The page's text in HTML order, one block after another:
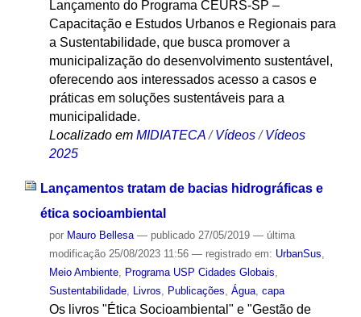
Lançamento do Programa CEURS-SP –
Capacitação e Estudos Urbanos e Regionais para
a Sustentabilidade, que busca promover a
municipalização do desenvolvimento sustentável,
oferecendo aos interessados acesso a casos e
práticas em soluções sustentáveis para a
municipalidade.
Localizado em MIDIATECA /Vídeos /Vídeos
2025
Lançamentos tratam de bacias hidrográficas e
ética socioambiental
por Mauro Bellesa — publicado27/05/2019 — última
modificação25/08/2023 11:56 — registrado em: UrbanSus
Meio Ambiente, Programa USP Cidades Globais
Sustentabilidade, Livros Publicações Água, capa
Os livros "Ética Socioambiental" e "Gestão de